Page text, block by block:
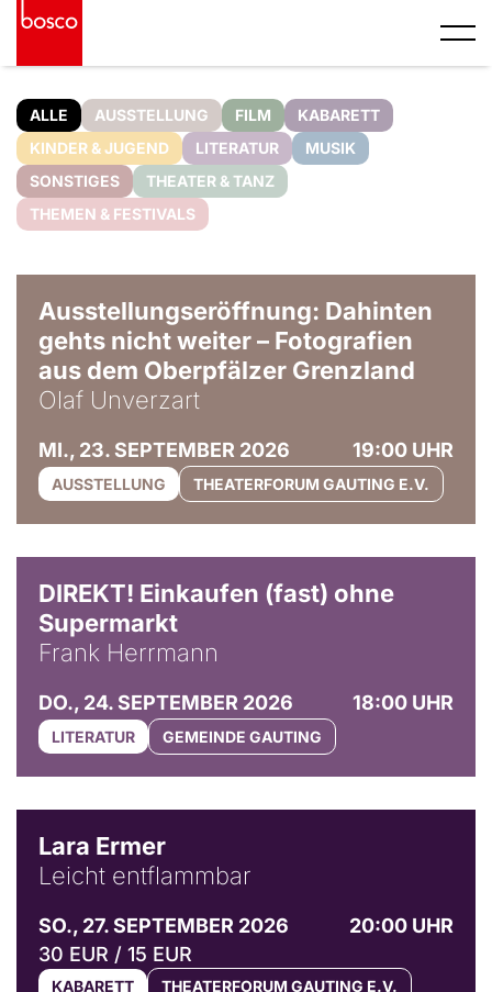
ALLE AUSSTELLUNG FILM
KABARETT
KINDER & JUGEND
LITERATUR
MUSIK
SONSTIGES
THEATER & TANZ
THEMEN & FESTIVALS
Ausstellungseröffnung: Dahinten
gehts nicht weiter – Fotografien
aus dem Oberpfälzer Grenzland
Olaf Unverzart
MI., 23. SEPTEMBER 2026 19:00 UHR
AUSSTELLUNG THEATERFORUM GAUTING E.V.
DIREKT! Einkaufen (fast) ohne
Supermarkt
Frank Herrmann
DO., 24. SEPTEMBER 2026 18:00 UHR
LITERATUR GEMEINDE GAUTING
Lara Ermer
Leicht entflammbar
SO., 27. SEPTEMBER 2026
20:00 UHR
30 EUR / 15 EUR
KABARETT THEATERFORUM GAUTING E.V.